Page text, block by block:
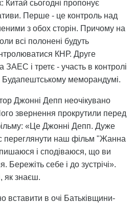
сьогодні пропонує
Перше - це контроль над
з обох сторін. Причому на
всі полонені будуть
КНР. Друге
ЗАЕС і третє - участь в контролі
Будапештському меморандумі.
Джонні Депп неочікувано
звернення прокрутили перед
«Це Джонні Депп. Дуже
переглянути наш фільм "Жанна
і сподіваюся, що ви
Бережіть себе і до зустрічі».
як знаєш.
вставити в очі Батьківщини-